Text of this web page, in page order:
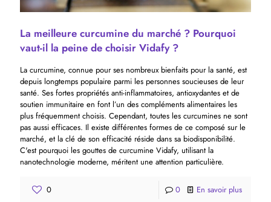
La meilleure curcumine du marché ? Pourquoi
vaut-il la peine de choisir Vidafy ?
La curcumine, connue pour ses nombreux bienfaits pour la santé, est
depuis longtemps populaire parmi les personnes soucieuses de leur
santé. Ses fortes propriétés anti-inflammatoires, antioxydantes et de
soutien immunitaire en font l’un des compléments alimentaires les
plus fréquemment choisis. Cependant, toutes les curcumines ne sont
pas aussi efficaces. Il existe différentes formes de ce composé sur le
marché, et la clé de son efficacité réside dans sa biodisponibilité.
C'est pourquoi les gouttes de curcumine Vidafy, utilisant la
nanotechnologie moderne, méritent une attention particulière.
0 0 En savoir plus